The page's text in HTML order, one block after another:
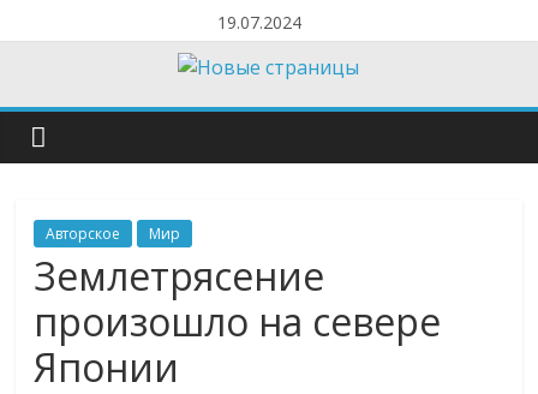
19.07.2024
Авторское Мир
Землетрясение
произошло на севере
Японии